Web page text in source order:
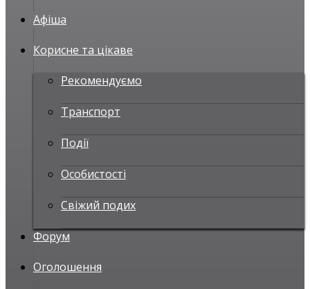
Афіша
Корисне та цікаве
Рекомендуємо
Транспорт
Події
Особистості
Свіжий подих
Форум
Оголошення